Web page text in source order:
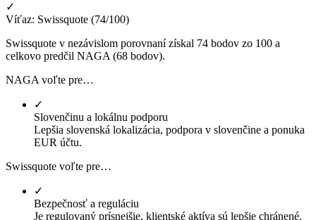
✓
Víťaz: Swissquote (74/100)
Swissquote v nezávislom porovnaní získal 74 bodov zo 100 a
celkovo predčil NAGA (68 bodov).
NAGA voľte pre…
✓
Slovenčinu a lokálnu podporu
Lepšia slovenská lokalizácia, podpora v slovenčine a ponuka
EUR účtu.
Swissquote voľte pre…
✓
Bezpečnosť a reguláciu
Je regulovaný prísnejšie, klientské aktíva sú lepšie chránené.